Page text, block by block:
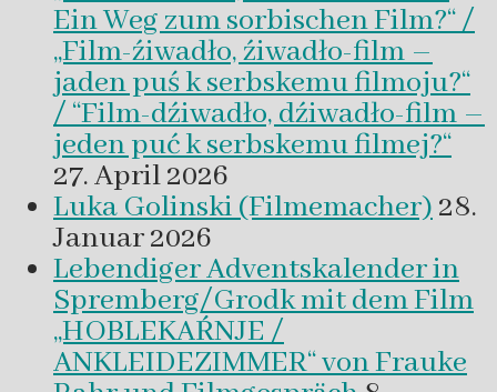
Ein Weg zum sorbischen Film?“ /
„Film-źiwadło, źiwadło-film –
jaden puś k serbskemu filmoju?“
/ “Film-dźiwadło, dźiwadło-film –
jeden puć k serbskemu filmej?“
27. April 2026
Luka Golinski (Filmemacher)28.
Januar 2026
Lebendiger Adventskalender in
Spremberg/Grodk mit dem Film
„HOBLEKAŔNJE /
ANKLEIDEZIMMER“ von Frauke